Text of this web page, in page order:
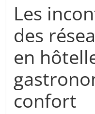
Les
des
en
confort